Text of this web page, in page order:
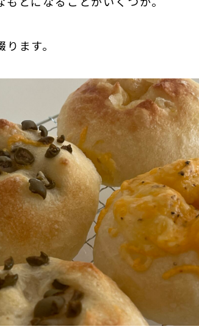
ます。